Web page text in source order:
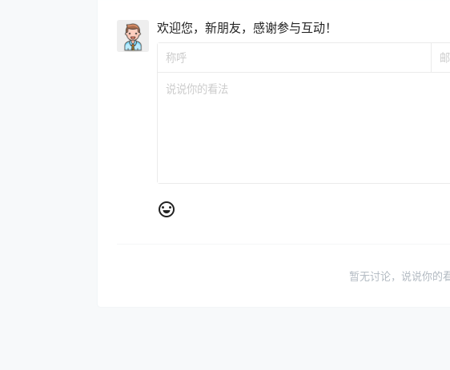
欢迎您，新朋友，感谢参与互动！
暂无讨论，说说你的